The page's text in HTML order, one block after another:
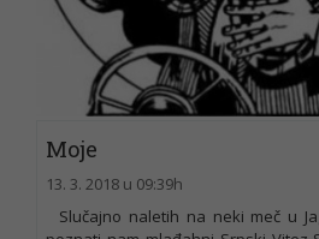
Moje
13. 3. 2018 u 09:39h
Slučajno naletih na neki meč u